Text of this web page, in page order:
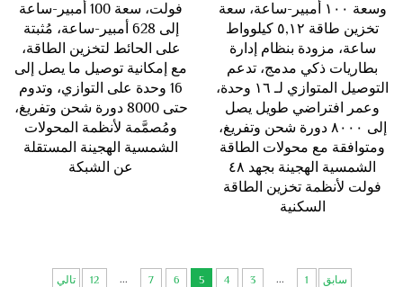
وسعة ١٠٠ أمبير-ساعة، سعة
تخزين طاقة ٥,١٢ كيلوواط
ساعة، مزودة بنظام إدارة
بطاريات ذكي مدمج، تدعم
التوصيل المتوازي لـ ١٦ وحدة،
وعمر افتراضي طويل يصل
إلى ٨٠٠٠ دورة شحن وتفريغ،
ومتوافقة مع محولات الطاقة
الشمسية الهجينة بجهد ٤٨
فولت لأنظمة تخزين الطاقة
السكنية
فولت، سعة 100 أمبير-ساعة
إلى 628 أمبير-ساعة، مُثبتة
على الحائط لتخزين الطاقة،
مع إمكانية توصيل ما يصل إلى
16 وحدة على التوازي، وتدوم
حتى 8000 دورة شحن وتفريغ،
ومُصمَّمة لأنظمة المحولات
الشمسية الهجينة المستقلة
عن الشبكة
سابق 1
...
3
4
5
6
7
...
12 تالي